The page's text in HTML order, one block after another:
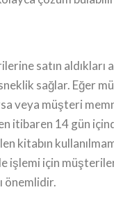
satın aldıkları
sağlar. Eğer
veya müşteri
itibaren 14 gün
kitabın
işlemi için
önemlidir.